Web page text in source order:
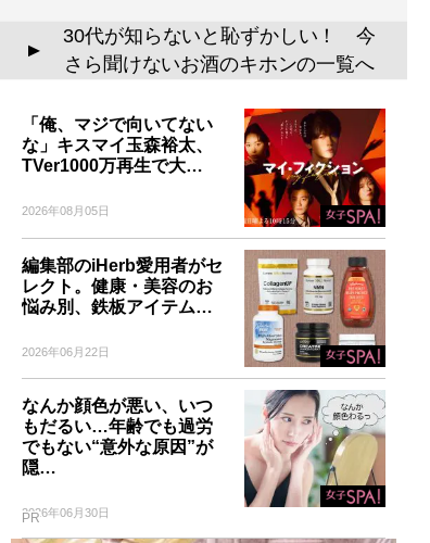
▲
30代が知らないと恥ずかしい！ 今
さら聞けないお酒のキホンの一覧へ
「俺、マジで向いてない
な」キスマイ玉森裕太、
TVer1000万再生で大…
2026年08月05日
編集部のiHerb愛用者がセ
レクト。健康・美容のお
悩み別、鉄板アイテム…
2026年06月22日
なんか顔色が悪い、いつ
もだるい…年齢でも過労
でもない“意外な原因”が
隠…
2026年06月30日
PR